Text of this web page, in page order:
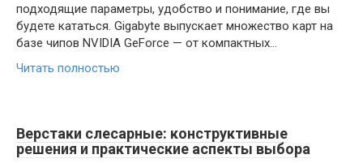
подходящие параметры, удобство и понимание, где вы
будете кататься. Gigabyte выпускает множество карт на
базе чипов NVIDIA GeForce — от компактных…
Читать полностью
Верстаки слесарные: конструктивные
решения и практические аспекты выбора